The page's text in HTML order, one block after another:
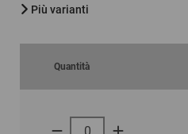
Più varianti
Quantità